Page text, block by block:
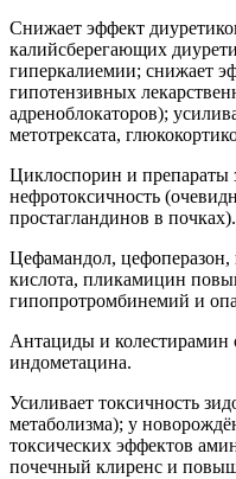
Снижает эффект
калийсберегающих
гиперкалиемии; снижает
гипотензивных
адреноблокаторов);
метотрексата,
Циклоспорин и препараты
нефротоксичность
простагландинов в почках).
Цефамандол, цефоперазон,
кислота, пликамицин
гипопротромбинемий и
Антациды и
индометацина.
Усиливает токсичность
метаболизма); у
токсических эффектов
почечный клиренс и